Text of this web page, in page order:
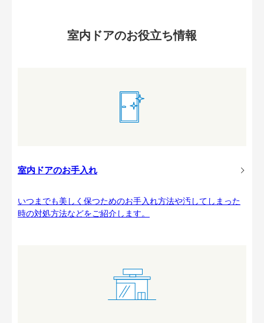
室内ドアのお役立ち情報
室内ドアのお手入れ
いつまでも美しく保つためのお手入れ方法や汚してしまった
時の対処方法などをご紹介します。